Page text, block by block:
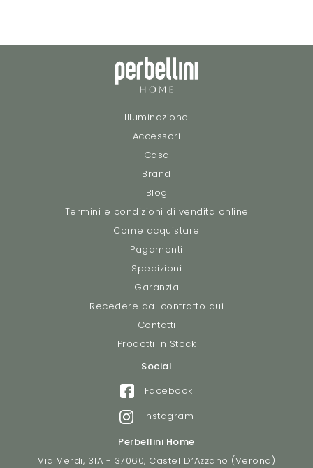
Illuminazione
Accessori
Casa
Brand
Blog
Termini e condizioni di vendita online
Come acquistare
Pagamenti
Spedizioni
Garanzia
Recedere dal contratto qui
Contatti
Prodotti In Stock
Social
Facebook
Instagram
Perbellini Home
Via Verdi, 31A - 37060, Castel D’Azzano (Verona)